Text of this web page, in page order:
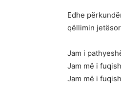
Edhe
qëllimin
Jam i
Jam më i
Jam më i